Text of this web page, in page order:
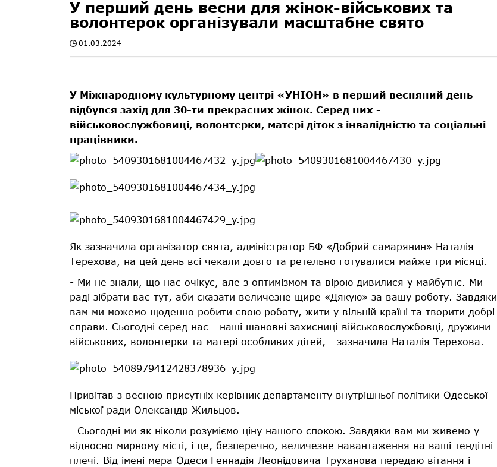
У перший день весни для жінок-військових та
волонтерок організували масштабне свято
01.03.2024
У Міжнародному культурному центрі «УНІОН» в перший весняний день
відбувся захід для 30-ти прекрасних жінок. Серед них -
військовослужбовиці, волонтерки, матері діток з інвалідністю та соціальні
працівники.
Як зазначила організатор свята, адміністратор БФ «Добрий самарянин» Наталія
Терехова, на цей день всі чекали довго та ретельно готувалися майже три місяці.
- Ми не знали, що нас очікує, але з оптимізмом та вірою дивилися у майбутнє. Ми
раді зібрати вас тут, аби сказати величезне щире «Дякую» за вашу роботу. Завдяки
вам ми можемо щоденно робити свою роботу, жити у вільній країні та творити добрі
справи. Сьогодні серед нас - наші шановні захисниці-військовослужбовці, дружини
військових, волонтерки та матері особливих дітей, - зазначила Наталія Терехова.
Привітав з весною присутніх керівник департаменту внутрішньої політики Одеської
міської ради Олександр Жильцов.
- Сьогодні ми як ніколи розуміємо ціну нашого спокою. Завдяки вам ми живемо у
відносно мирному місті, і це, безперечно, величезне навантаження на ваші тендітні
плечі. Від імені мера Одеси Геннадія Леонідовича Труханова передаю вітання і